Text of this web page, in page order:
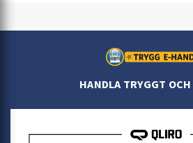
HANDLA TRYGGT